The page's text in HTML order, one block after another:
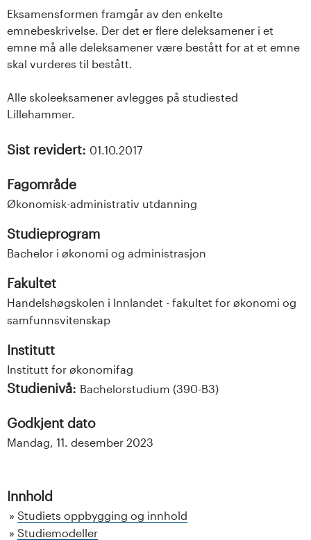
Eksamensformen framgår av den enkelte
emnebeskrivelse. Der det er flere deleksamener i et
emne må alle deleksamener være bestått for at et emne
skal vurderes til bestått.
Alle skoleeksamener avlegges på studiested
Lillehammer.
Sist revidert: 01.10.2017
Fagområde
Økonomisk-administrativ utdanning
Studieprogram
Bachelor i økonomi og administrasjon
Fakultet
Handelshøgskolen i Innlandet - fakultet for økonomi og
samfunnsvitenskap
Institutt
Institutt for økonomifag
Studienivå: Bachelorstudium (390-B3)
Godkjent dato
Mandag, 11. desember 2023
Innhold
Studiets oppbygging og innhold
Studiemodeller